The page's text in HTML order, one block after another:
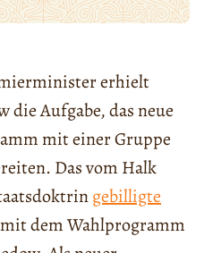
erhielt
die Aufgabe, das neue
mit einer Gruppe
Das vom Halk
gebilligte
dem Wahlprogramm